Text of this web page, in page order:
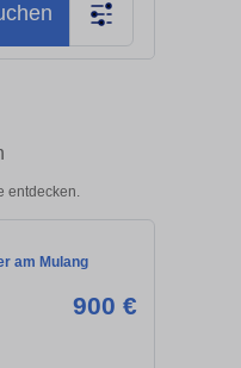
entdecken.
am Mulang
900 €